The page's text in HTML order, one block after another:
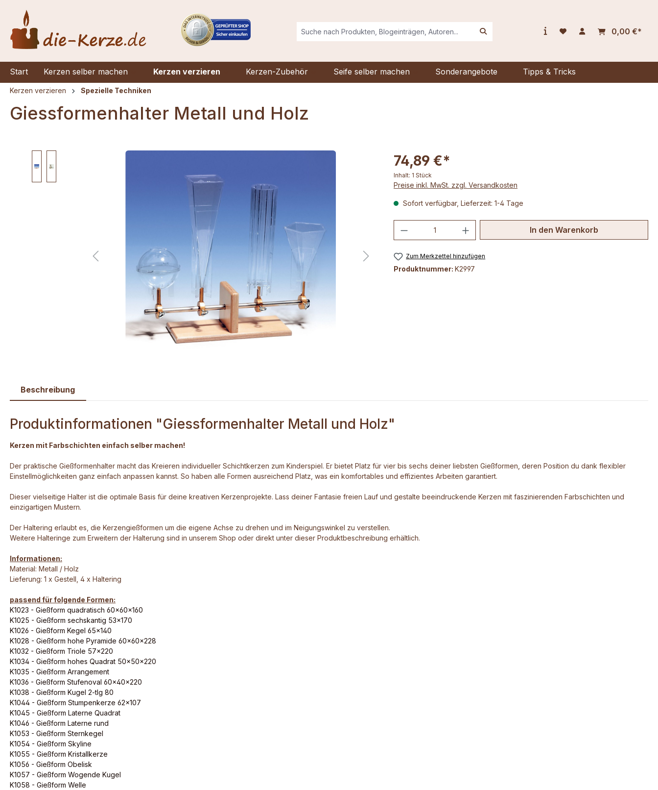
0,00 €*
Start Kerzen selber machen Kerzen verzieren Kerzen-Zubehör Seife selber machen Sonderangebote Tipps & Tricks
Kerzen verzieren Spezielle Techniken
Giessformenhalter Metall und Holz
74,89 €*
Inhalt: 1 Stück
Preise inkl. MwSt. zzgl. Versandkosten
Sofort verfügbar, Lieferzeit: 1-4 Tage
Produkt Anzahl: Gib den gewünschten Wert
In den Warenkorb
Zum Merkzettel hinzufügen
Produktnummer: K2997
Beschreibung
Produktinformationen "Giessformenhalter Metall und Holz"
Kerzen mit Farbschichten einfach selber machen!
Der praktische Gießformenhalter macht das Kreieren individueller Schichtkerzen zum Kinderspiel. Er bietet Platz für vier bis sechs deiner liebsten Gießformen, deren Position du dank flexibler
Einstellmöglichkeiten ganz einfach anpassen kannst. So haben alle Formen ausreichend Platz, was ein komfortables und effizientes Arbeiten garantiert.
Dieser vielseitige Halter ist die optimale Basis für deine kreativen Kerzenprojekte. Lass deiner Fantasie freien Lauf und gestalte beeindruckende Kerzen mit faszinierenden Farbschichten und
einzigartigen Mustern.
Der Haltering erlaubt es, die Kerzengießformen um die eigene Achse zu drehen und im Neigungswinkel zu verstellen.
Weitere Halteringe zum Erweitern der Halterung sind in unserem Shop oder direkt unter dieser Produktbeschreibung erhältlich.
Informationen:
Material: Metall / Holz
Lieferung: 1 x Gestell, 4 x Haltering
passend für folgende Formen:
K1023 - Gießform quadratisch 60x60x160
K1025 - Gießform sechskantig 53x170
K1026 - Gießform Kegel 65x140
K1028 - Gießform hohe Pyramide 60x60x228
K1032 - Gießform Triole 57x220
K1034 - Gießform hohes Quadrat 50x50x220
K1035 - Gießform Arrangement
K1036 - Gießform Stufenoval 60x40x220
K1038 - Gießform Kugel 2-tlg 80
K1044 - Gießform Stumpenkerze 62x107
K1045 - Gießform Laterne Quadrat
K1046 - Gießform Laterne rund
K1053 - Gießform Sternkegel
K1054 - Gießform Skyline
K1055 - Gießform Kristallkerze
K1056 - Gießform Obelisk
K1057 - Gießform Wogende Kugel
K1058 - Gießform Welle